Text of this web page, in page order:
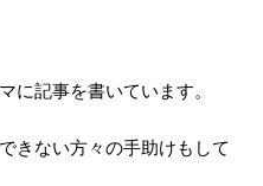
に記事を書いています。
きない方々の手助けもして